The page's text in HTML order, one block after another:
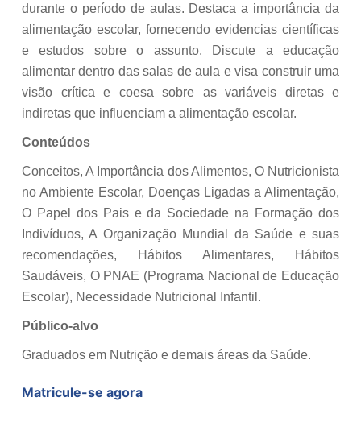
durante o período de aulas. Destaca a importância da
alimentação escolar, fornecendo evidencias científicas
e estudos sobre o assunto. Discute a educação
alimentar dentro das salas de aula e visa construir uma
visão crítica e coesa sobre as variáveis diretas e
indiretas que influenciam a alimentação escolar.
Conteúdos
Conceitos, A Importância dos Alimentos, O Nutricionista
no Ambiente Escolar, Doenças Ligadas a Alimentação,
O Papel dos Pais e da Sociedade na Formação dos
Indivíduos, A Organização Mundial da Saúde e suas
recomendações, Hábitos Alimentares, Hábitos
Saudáveis, O PNAE (Programa Nacional de Educação
Escolar), Necessidade Nutricional Infantil.
Público-alvo
Graduados em Nutrição e demais áreas da Saúde.
Matricule-se agora